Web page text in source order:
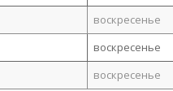
воскресенье
воскресенье
воскресенье